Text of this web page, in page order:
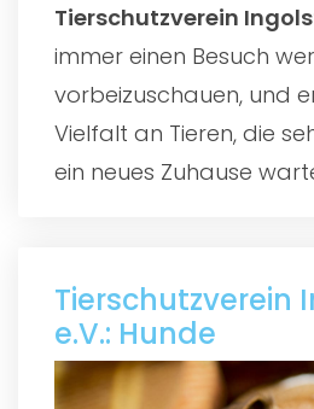
Tierschutzverein
immer einen Besuch
vorbeizuschauen, und
Vielfalt an Tieren, die
ein neues Zuhause
Tierschutzverein
e.V.: Hunde